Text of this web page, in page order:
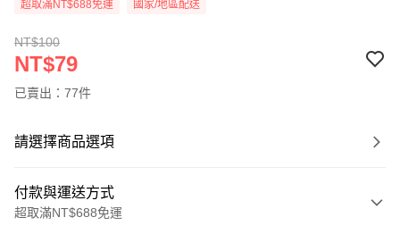
超取滿NT$688免運 國家/地區配送
NT$100
NT$79
已賣出：77件
請選擇商品選項
付款與運送方式
超取滿NT$688免運